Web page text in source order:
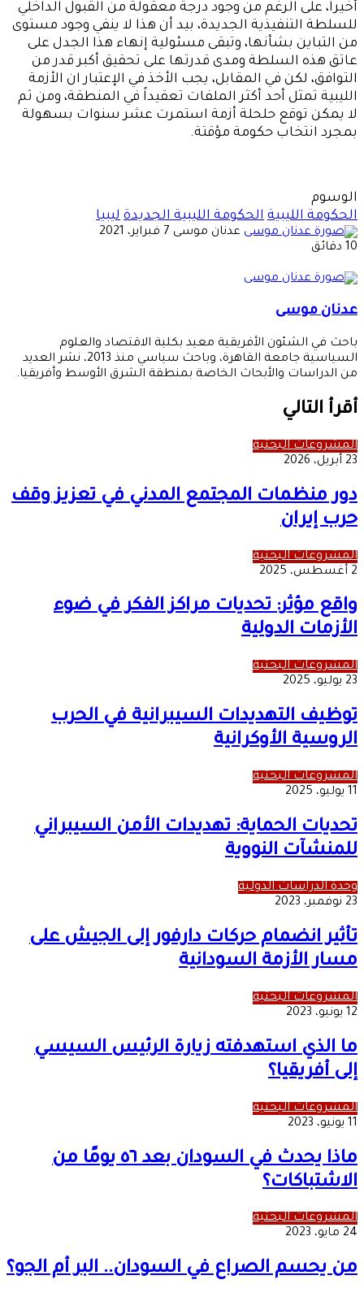
أخيراً، على الرغم من وجود درجة معقولة من القبول الداخلي
للسلطة التنفيذية الجديدة، بيد أن هذا لا ينفي وجود مستوى
من التباين بشأنها، وتبقى مسئولية إنهاء هذا الجدل على
عاتق هذه السلطة ومدى قدرتها على تحقيق أكبر قدر من
التوافق، لكن في المقابل، يجب الأخذ في الإعتبار ان الأزمة
الليبية تمثل أحد أكثر الملفات تعقيداً في المنطقة، ومن ثم
لا يمكن توقع حلحلة أزمة استمرت عشر سنوات بسهولة
بمجرد انتخاب حكومة مؤقتة.
الوسوم
الحكومة الليبية الحكومة الليبية الجديدة ليبيا
عدنان موسى أرسل
7 فبراير، 2021
10 دقائق
عدنان موسى
باحث في الشئون الأفريقية معيد بكلية الاقتصاد والعلوم
السياسية جامعة القاهرة، وباحث سياسي منذ 2013، نشر العديد
من الدراسات والأبحاث الخاصة بمنطقة الشرق الأوسط وأفريقيا.
أقرأ التالي
المشروعات البحثية
23 أبريل، 2026
دور منظمات المجتمع المدني في تعزيز وقف
حرب إيران
المشروعات البحثية
2 أغسطس، 2025
واقع مؤثر: تحديات مراكز الفكر في ضوء
الأزمات الدولية
المشروعات البحثية
23 يوليو، 2025
توظيف التهديدات السيبرانية في الحرب
الروسية الأوكرانية
المشروعات البحثية
11 يوليو، 2025
تحديات الحماية: تهديدات الأمن السيبراني
للمنشآت النووية
وحدة الدراسات الدولية
23 نوفمبر، 2023
تأثير انضمام حركات دارفور إلى الجيش على
مسار الأزمة السودانية
المشروعات البحثية
12 يونيو، 2023
ما الذي استهدفته زيارة الرئيس السيسي
إلى أفريقيا؟
المشروعات البحثية
11 يونيو، 2023
ماذا يحدث في السودان بعد ٥٦ يومًا من
الاشتباكات؟
المشروعات البحثية
24 مايو، 2023
من يحسم الصراع في السودان.. البر أم الجو؟